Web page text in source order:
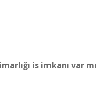
is imkanı var mı